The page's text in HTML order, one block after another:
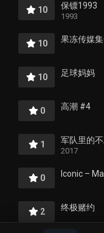
10 保镖1993
1993
10 果冻传媒
10 足球妈妈
0 高潮 #4
1 军队里的
2017
0 Iconic –
2 终极赌约